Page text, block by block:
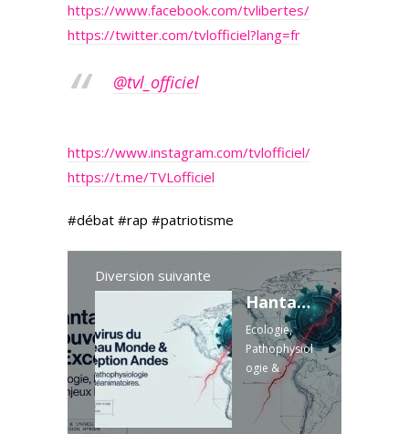
https://www.facebook.com/tvlibertes/
https://twitter.com/tvlofficiel?lang=fr
@tvl_officiel
https://www.instagram.com/tvlofficiel/
https://t.me/TVLofficiel
#débat #rap #patriotisme
Diversion suivante
Hantavirus du Nouveau Monde et l'exception des Andes
Ecologie,
Pathophysiol
ogie &
Enjeux
Réanimatoir
es // Dr Cyril